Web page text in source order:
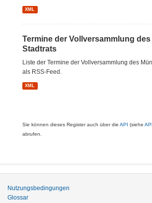
XML
Termine der Vollversammlung
Stadtrats
Liste der Termine der Vollversammlung des
als RSS-Feed.
XML
Sie können dieses Register auch über die API (siehe
abrufen.
Nutzungsbedingungen
Glossar